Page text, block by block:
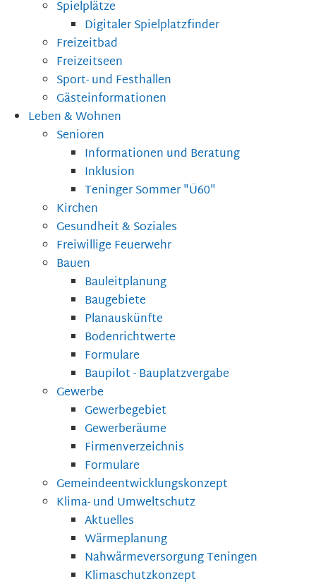
Spielplätze
Digitaler Spielplatzfinder
Freizeitbad
Freizeitseen
Sport- und Festhallen
Gästeinformationen
Leben & Wohnen
Senioren
Informationen und Beratung
Inklusion
Teninger Sommer "Ü60"
Kirchen
Gesundheit & Soziales
Freiwillige Feuerwehr
Bauen
Bauleitplanung
Baugebiete
Planauskünfte
Bodenrichtwerte
Formulare
Baupilot - Bauplatzvergabe
Gewerbe
Gewerbegebiet
Gewerberäume
Firmenverzeichnis
Formulare
Gemeindeentwicklungskonzept
Klima- und Umweltschutz
Aktuelles
Wärmeplanung
Nahwärmeversorgung Teningen
Klimaschutzkonzept